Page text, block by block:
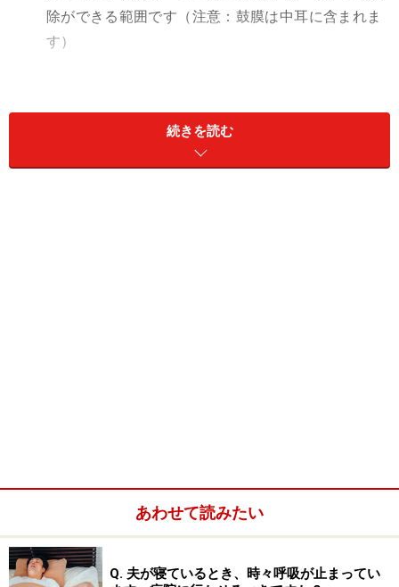
除ができる範囲です（注意：鼓膜は中耳に含まれま
す）
細かい用語まで理解するのは難しいですが、耳の構造は
外側から内側にむかって、外耳・中耳・内耳と分けられ
ることを覚えておいてください。
続きを読む
あわせて読みたい
Q. 夫が寝ているとき、時々呼吸が止まってい